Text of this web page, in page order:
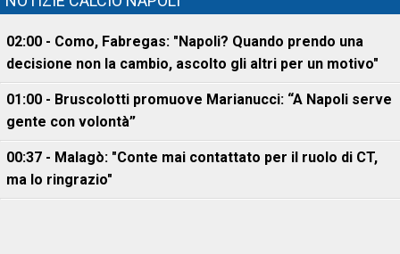
02:00 - Como, Fabregas: "Napoli? Quando prendo una
decisione non la cambio, ascolto gli altri per un motivo"
01:00 - Bruscolotti promuove Marianucci: “A Napoli serve
gente con volontà”
00:37 - Malagò: "Conte mai contattato per il ruolo di CT,
ma lo ringrazio"